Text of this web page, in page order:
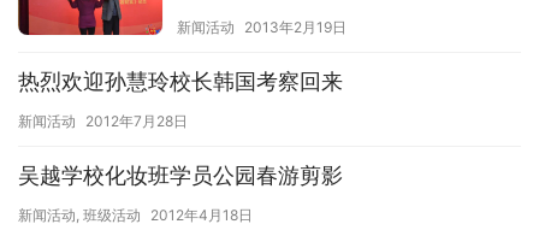
新闻活动 2013年2月19日
热烈欢迎孙慧玲校长韩国考察回来
新闻活动 2012年7月28日
吴越学校化妆班学员公园春游剪影
新闻活动 班级活动 2012年4月18日